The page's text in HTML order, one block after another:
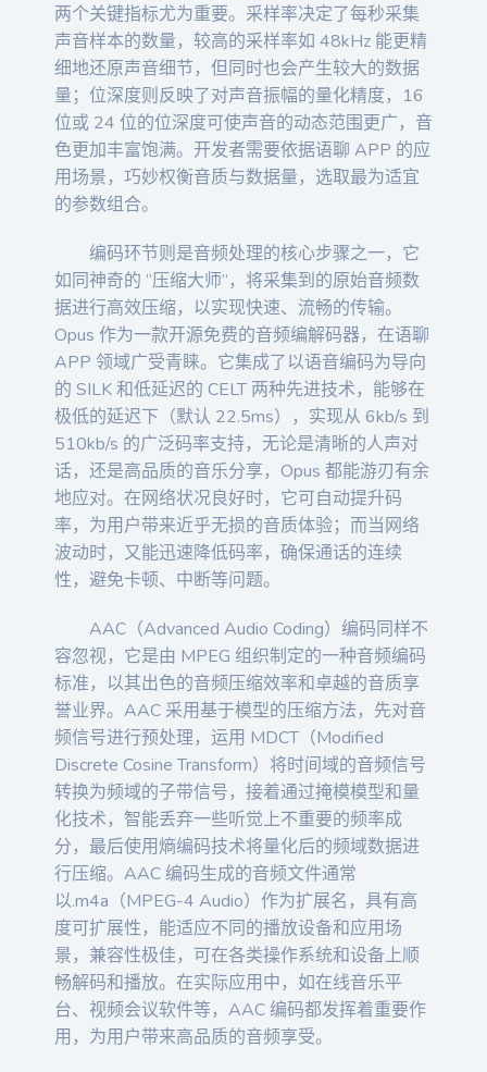
两个关键指标尤为重要。采样率决定了每秒采集
声音样本的数量，较高的采样率如 48kHz 能更精
细地还原声音细节，但同时也会产生较大的数据
量；位深度则反映了对声音振幅的量化精度，16
位或 24 位的位深度可使声音的动态范围更广，音
色更加丰富饱满。开发者需要依据语聊 APP 的应
用场景，巧妙权衡音质与数据量，选取最为适宜
的参数组合。
编码环节则是音频处理的核心步骤之一，它
如同神奇的 “压缩大师”，将采集到的原始音频数
据进行高效压缩，以实现快速、流畅的传输。
Opus 作为一款开源免费的音频编解码器，在语聊
APP 领域广受青睐。它集成了以语音编码为导向
的 SILK 和低延迟的 CELT 两种先进技术，能够在
极低的延迟下（默认 22.5ms），实现从 6kb/s 到
510kb/s 的广泛码率支持，无论是清晰的人声对
话，还是高品质的音乐分享，Opus 都能游刃有余
地应对。在网络状况良好时，它可自动提升码
率，为用户带来近乎无损的音质体验；而当网络
波动时，又能迅速降低码率，确保通话的连续
性，避免卡顿、中断等问题。
AAC（Advanced Audio Coding）编码同样不
容忽视，它是由 MPEG 组织制定的一种音频编码
标准，以其出色的音频压缩效率和卓越的音质享
誉业界。AAC 采用基于模型的压缩方法，先对音
频信号进行预处理，运用 MDCT（Modified
Discrete Cosine Transform）将时间域的音频信号
转换为频域的子带信号，接着通过掩模模型和量
化技术，智能丢弃一些听觉上不重要的频率成
分，最后使用熵编码技术将量化后的频域数据进
行压缩。AAC 编码生成的音频文件通常
以.m4a（MPEG-4 Audio）作为扩展名，具有高
度可扩展性，能适应不同的播放设备和应用场
景，兼容性极佳，可在各类操作系统和设备上顺
畅解码和播放。在实际应用中，如在线音乐平
台、视频会议软件等，AAC 编码都发挥着重要作
用，为用户带来高品质的音频享受。